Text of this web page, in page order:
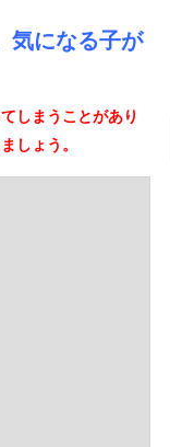
気になる子が
しまうことがあり
しょう。